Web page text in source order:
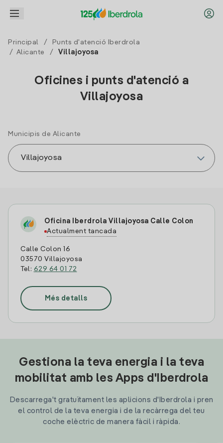
Principal /
Punts d'atenció Iberdrola
/ Alicante / Villajoyosa
Oficines i punts d'atenció a
Villajoyosa
Municipis de Alicante
Oficina Iberdrola Villajoyosa Calle Colon
Actualment tancada
Calle Colon 16
03570 Villajoyosa
Tel: 629 64 01 72
Més detalls
Gestiona la teva energia i la teva
mobilitat amb les Apps d'Iberdrola
Descarrega't gratuïtament les aplicions d'Iberdrola i pren
el control de la teva energia i de la recàrrega del teu
coche elèctric de manera fàcil i ràpida.